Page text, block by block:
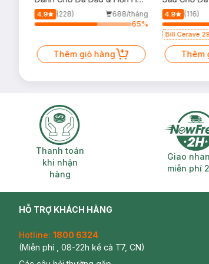
500ml
4.9 (228)
688/tháng
65%
Thêm giỏ hàng
Dầu 473ml
4.9 (116)
Bill Cerave
Mặt Cerave
Thêm
Thanh toán khi nhận hàng
Thanh toán
khi nhận
hàng
Giao
miễn phí
HỖ TRỢ KHÁCH HÀNG
Hotline: 1800 6324
(Miễn phí , 08-22h kể cả T7, CN)